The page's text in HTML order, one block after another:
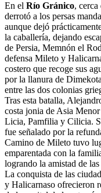
En el Río Gránico,
derrotó a los persas
aunque dejó
la caballería, dejando
de Persia, Memnón el
defensa Mileto y
costero que recoge sus
por la llanura de
entre las dos colonias
Tras esta batalla,
costa jonia de Asia
Licia, Pamfilia y Cilicia.
fue señalado por la
Camino de Mileto tuvo
emparentada con la
logrando la amistad de
La conquista de las
y Halicarnaso ofrecieron